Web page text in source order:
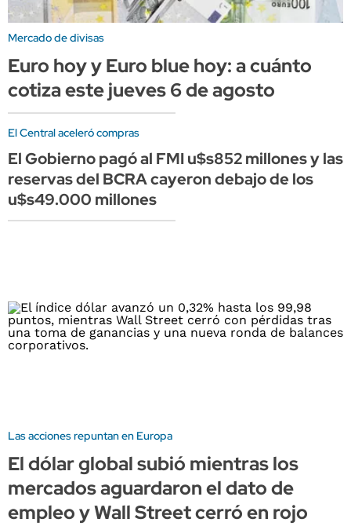
Mercado de divisas
Euro hoy y Euro blue hoy: a cuánto
cotiza este jueves 6 de agosto
El Central aceleró compras
El Gobierno pagó al FMI u$s852 millones y las
reservas del BCRA cayeron debajo de los
u$s49.000 millones
Las acciones repuntan en Europa
El dólar global subió mientras los
mercados aguardaron el dato de
empleo y Wall Street cerró en rojo